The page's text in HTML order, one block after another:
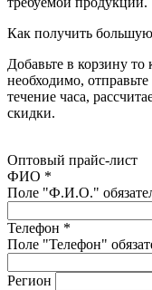
Как получить
Добавьте в корзину то
необходимо,
течение часа,
скидки.
Оптовый прайс-лист
ФИО *
Поле "Ф.И.О."
Телефон *
Поле "Телефон"
Регион